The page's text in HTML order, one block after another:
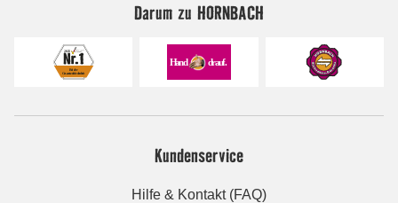
Darum zu HORNBACH
Kundenservice
Hilfe & Kontakt (FAQ)